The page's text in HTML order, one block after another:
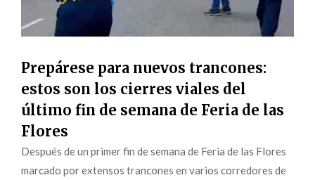
Prepárese para nuevos trancones:
estos son los cierres viales del
último fin de semana de Feria de las
Flores
Después de un primer fin de semana de Feria de las Flores
marcado por extensos trancones en varios corredores de